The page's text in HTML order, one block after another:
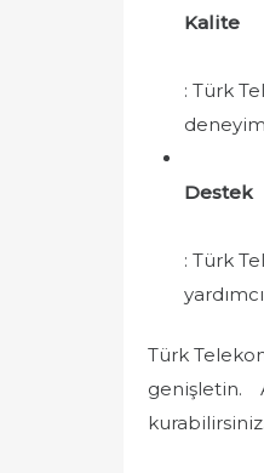
Kalite
: Türk
Destek
: Türk
Türk
genişletin.